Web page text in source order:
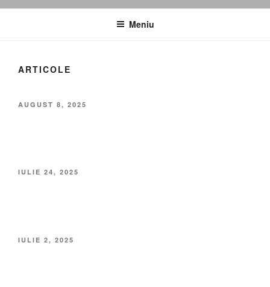
Meniu
ARTICOLE
AUGUST 8, 2025
IULIE 24, 2025
IULIE 2, 2025